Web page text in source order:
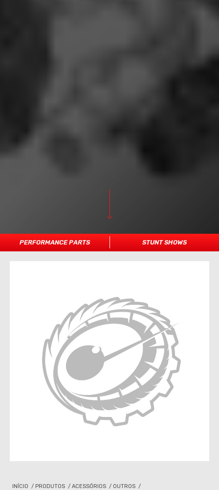
PERFORMANCE PARTS STUNT SHOWS
INÍCIO / PRODUTOS / ACESSÓRIOS / OUTROS /